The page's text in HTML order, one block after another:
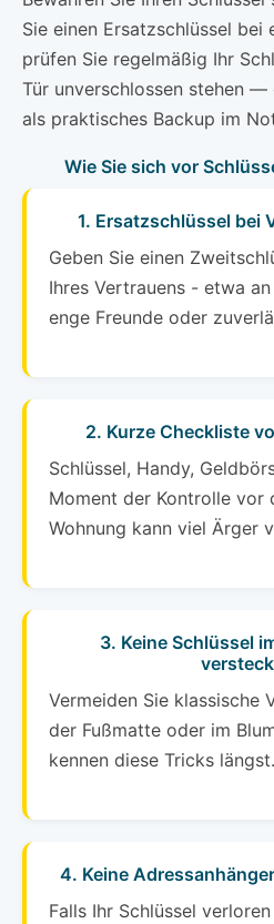
Sie einen Ersatzschlüssel bei
prüfen Sie regelmäßig Ihr
Tür unverschlossen stehen
als praktisches Backup im
Wie Sie sich vor
1. Ersatzschlüssel bei
Geben Sie einen
Ihres Vertrauens - etwa
enge Freunde oder
2. Kurze Checkliste
Schlüssel, Handy,
Moment der Kontrolle vor
Wohnung kann viel Ärger
3. Keine Schlüssel
Vermeiden Sie klassische
der Fußmatte oder im
kennen diese Tricks längst.
4. Keine
Falls Ihr Schlüssel